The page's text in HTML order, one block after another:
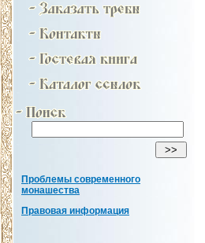
Проблемы современного
монашества
Правовая информация